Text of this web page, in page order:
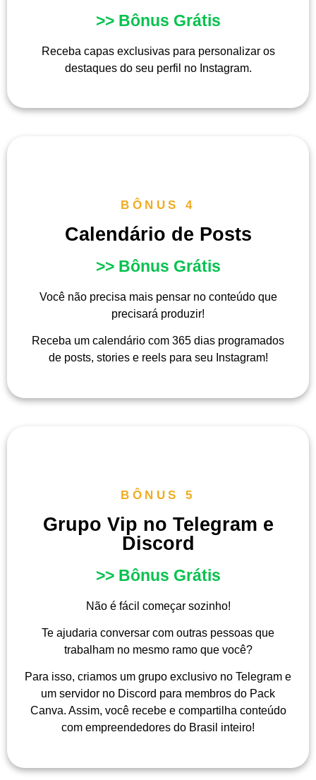
>> Bônus Grátis
Receba capas exclusivas para personalizar os
destaques do seu perfil no Instagram.
BÔNUS 4
Calendário de Posts
>> Bônus Grátis
Você não precisa mais pensar no conteúdo que
precisará produzir!
Receba um calendário com 365 dias programados
de posts, stories e reels para seu Instagram!
BÔNUS 5
Grupo Vip no Telegram e
Discord
>> Bônus Grátis
Não é fácil começar sozinho!
Te ajudaria conversar com outras pessoas que
trabalham no mesmo ramo que você?
Para isso, criamos um grupo exclusivo no Telegram e
um servidor no Discord para membros do Pack
Canva. Assim, você recebe e compartilha conteúdo
com empreendedores do Brasil inteiro!